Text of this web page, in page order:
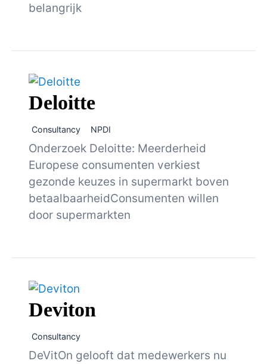
belangrijk
Deloitte
Consultancy NPDI
Onderzoek Deloitte: Meerderheid
Europese consumenten verkiest
gezonde keuzes in supermarkt boven
betaalbaarheidConsumenten willen
door supermarkten
Deviton
Consultancy
DeVitOn gelooft dat medewerkers nu